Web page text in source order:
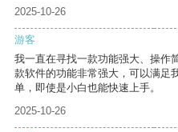
2025-10-26
游客
我一直在寻找一款功能强大、操作
款软件的功能非常强大，可以满足
单，即使是小白也能快速上手。
2025-10-26